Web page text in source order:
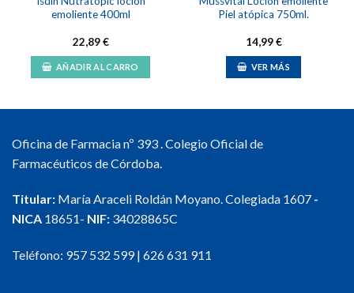
emoliente 400ml
22,89€
AÑADIR AL CARRO
Piel atópica 750ml.
14,99€
VER MÁS
Oficina de Farmacia nº 393 . Colegio Oficial de
Farmacéuticos de Córdoba.
Titular: María Araceli Roldán Moyano. Colegiada 1607 -
NICA 18651- NIF: 34028865C
Teléfono: 957 532 599| 626 631 911